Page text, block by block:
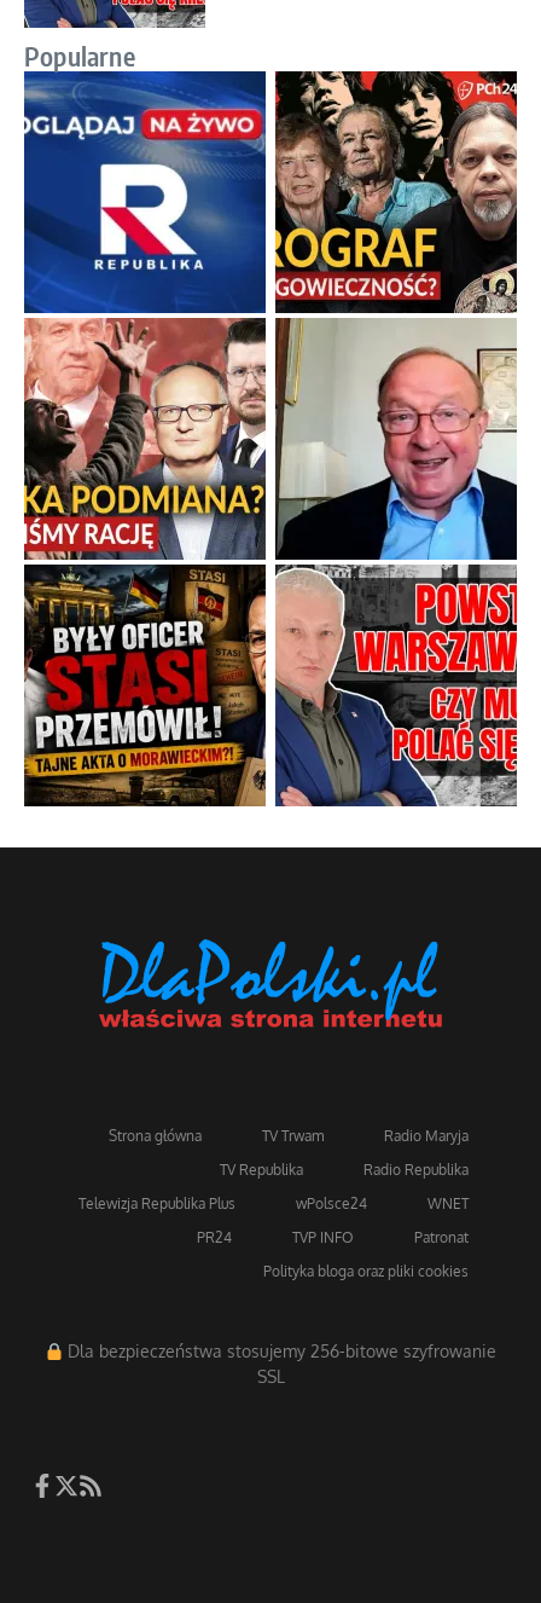
Popularne
Strona główna TV Trwam
Radio Maryja
TV Republika
Radio Republika
Telewizja Republika Plus
wPolsce24
WNET
PR24
TVP INFO
Patronat
Polityka bloga oraz pliki cookies
Dla bezpieczeństwa stosujemy 256-bitowe szyfrowanie
SSL